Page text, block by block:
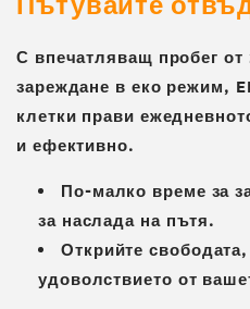
С впечатляващ пробег от
зареждане в еко режим,
клетки прави
и ефективно.
По-малко време за
за наслада на пътя.
Открийте
удоволствието от